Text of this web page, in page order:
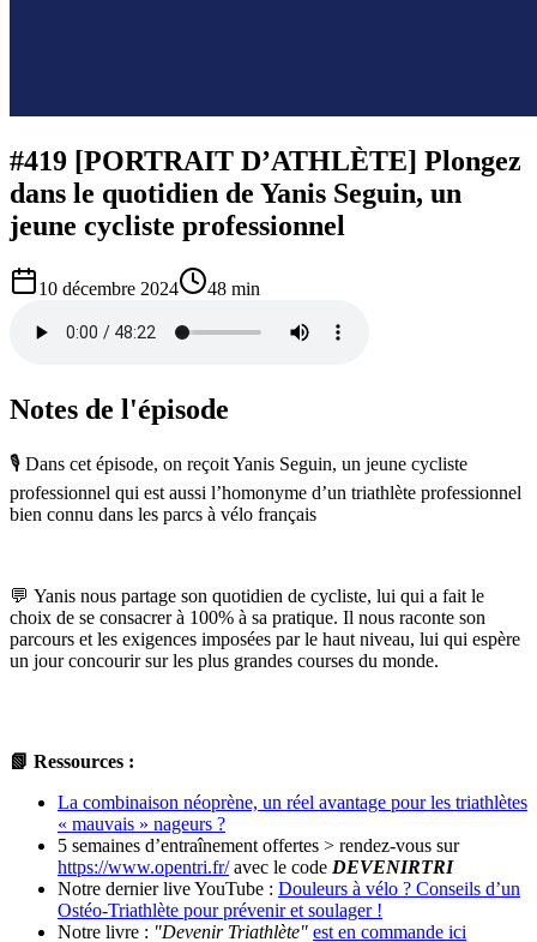
#419 [PORTRAIT D’ATHLÈTE] Plongez
dans le quotidien de Yanis Seguin, un
jeune cycliste professionnel
10 décembre 2024 48 min
Notes de l'épisode
🎙️ Dans cet épisode, on reçoit Yanis Seguin, un jeune cycliste
professionnel qui est aussi l’homonyme d’un triathlète professionnel
bien connu dans les parcs à vélo français
💬 Yanis nous partage son quotidien de cycliste, lui qui a fait le
choix de se consacrer à 100% à sa pratique. Il nous raconte son
parcours et les exigences imposées par le haut niveau, lui qui espère
un jour concourir sur les plus grandes courses du monde.
📗 Ressources :
La combinaison néoprène, un réel avantage pour les triathlètes
« mauvais » nageurs ?
5 semaines d’entraînement offertes > rendez-vous sur
https://www.opentri.fr/avec le code DEVENIRTRI
Notre dernier live YouTube : Douleurs à vélo ? Conseils d’un
Ostéo-Triathlète pour prévenir et soulager !
Notre livre : "Devenir Triathlète" est en commande ici